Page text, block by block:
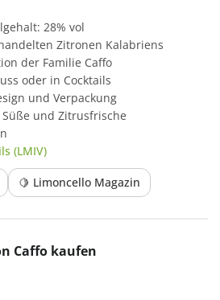
28% vol
Zitronen Kalabriens
der Familie Caffo
oder in Cocktails
und Verpackung
und Zitrusfrische
(LMIV)
🍋 Limoncello Magazin
Caffo kaufen